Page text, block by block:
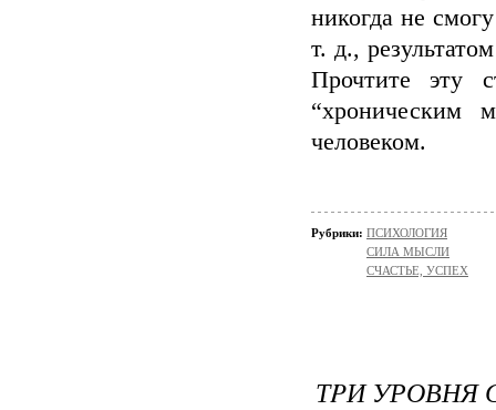
никогда не
т. д.,
Прочтите эту
“хроническим
человеком.
Рубрики: ПСИХОЛОГИЯ
СИЛА МЫСЛИ
СЧАСТЬЕ, УСПЕХ
ТPИ УРОВНЯ